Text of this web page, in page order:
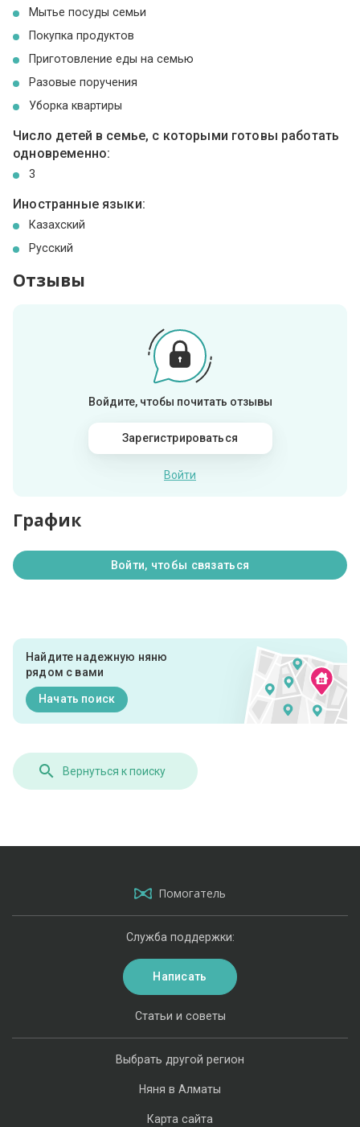
Мытье посуды семьи
Покупка продуктов
Приготовление еды на семью
Разовые поручения
Уборка квартиры
Число детей в семье, с которыми готовы работать
одновременно:
3
Иностранные языки:
Казахский
Русский
Отзывы
Войдите, чтобы почитать отзывы
Зарегистрироваться
Войти
График
Войти, чтобы связаться
Найдите надежную няню
рядом с вами
Начать поиск
Вернуться к поиску
Помогатель
Выбрать другой регион
Няня в Алматы
Карта сайта
Статьи и советы
Служба поддержки:
Написать